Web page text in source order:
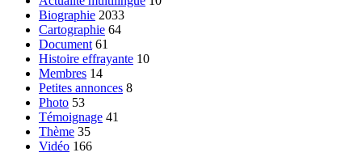
Biographie 2033
Cartographie 64
Document 61
Histoire effrayante 10
Membres 14
Petites annonces 8
Photo 53
Témoignage 41
Thème 35
Vidéo 166